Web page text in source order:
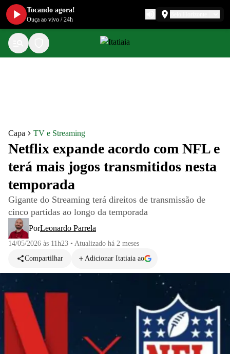
Capa TV e Streaming
Netflix expande acordo com NFL e
terá mais jogos transmitidos nesta
temporada
Gigante do Streaming terá direitos de transmissão de
cinco partidas ao longo da temporada
PorLeonardo Parrela
14/05/2026 às 11h23 • Atualizado há 2 meses
Compartilhar
Adicionar Itatiaia ao
Tocando agora!
Ouça ao vivo /24h